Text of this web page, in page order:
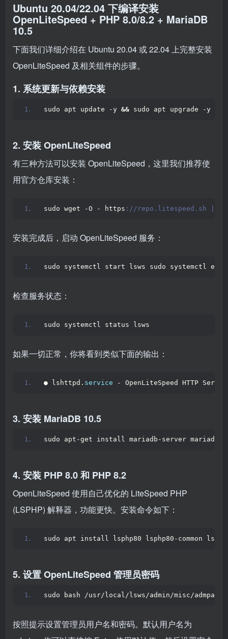
Ubuntu 20.04/22.04 下编译安装
OpenLiteSpeed + PHP 8.0/8.2 + MariaDB
10.5
下面我们详细介绍在 Ubuntu 20.04 或 22.04 上完整安装
OpenLiteSpeed 及相关组件的步骤。
1. 系统更新与依赖安装
sudo apt update -y && sudo apt upgrade -y
2. 安装 OpenLiteSpeed
有三种方法可以安装 OpenLiteSpeed，这里我们推荐使
用官方仓库安装：
sudo wget -O - https ://repo.litespeed.sh |
安装完成后，启动 OpenLiteSpeed 服务：
sudo systemctl start lsws sudo systemctl
检查服务状态：
sudo systemctl status lsws
如果一切正常，你将看到类似下面的输出：
● lshttpd. service - OpenLiteSpeed HTTP
3. 安装 MariaDB 10.5
sudo apt-get install mariadb-server
4. 安装 PHP 8.0 和 PHP 8.2
OpenLiteSpeed 使用自己优化的 LiteSpeed PHP
(LSPHP) 解释器，功能更快。安装命令如下：
sudo apt install lsphp80 lsphp80-common
5. 设置 OpenLiteSpeed 管理员密码
sudo bash /usr/local/lsws/admin/misc/admpass.
按照提示设置管理员用户名和密码。默认用户名为